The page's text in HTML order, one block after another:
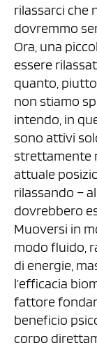
rilassarci che
dovremmo
Ora, una
essere
quanto,
non stiamo
intendo, in
sono attivi
strettamente
attuale
rilassando –
dovrebbero
Muoversi in
modo fluido,
di energie,
l’efficacia
fattore
beneficio
corpo